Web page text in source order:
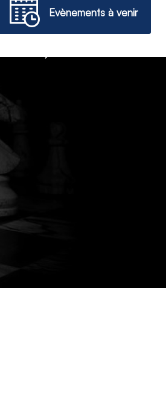
Evènements à venir
→